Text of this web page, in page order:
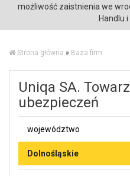
możliwość zaistnienia we
Handlu i
Strona główna » Baza firm
Uniqa SA.
ubezpieczeń
województwo
Dolnośląskie